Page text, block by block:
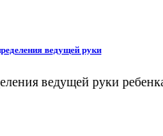
ведущей руки
ведущей руки